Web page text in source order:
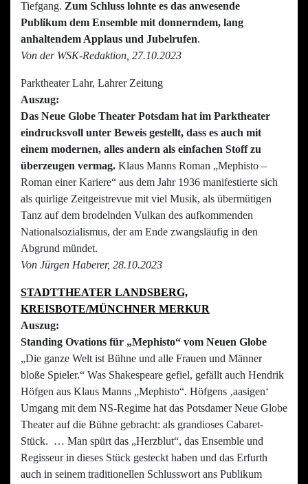
Tiefgang. Zum Schluss lohnte es das anwesende
Publikum dem Ensemble mit donnerndem, lang
anhaltendem Applaus und Jubelrufen.
Von der WSK-Redaktion, 27.10.2023
Parktheater Lahr, Lahrer Zeitung
Auszug:
Das Neue Globe Theater Potsdam hat im Parktheater
eindrucksvoll unter Beweis gestellt, dass es auch mit
einem modernen, alles andern als einfachen Stoff zu
überzeugen vermag. Klaus Manns Roman „Mephisto –
Roman einer Kariere“ aus dem Jahr 1936 manifestierte sich
als quirlige Zeitgeistrevue mit viel Musik, als übermütigen
Tanz auf dem brodelnden Vulkan des aufkommenden
Nationalsozialismus, der am Ende zwangsläufig in den
Abgrund mündet.
Von Jürgen Haberer, 28.10.2023
STADTTHEATER LANDSBERG,
KREISBOTE/MÜNCHNER MERKUR
Auszug:
Standing Ovations für „Mephisto“ vom Neuen Globe
„Die ganze Welt ist Bühne und alle Frauen und Männer
bloße Spieler.“ Was Shakespeare gefiel, gefällt auch Hendrik
Höfgen aus Klaus Manns „Mephisto“. Höfgens ‚aasigen‘
Umgang mit dem NS-Regime hat das Potsdamer Neue Globe
Theater auf die Bühne gebracht: als grandioses Cabaret-
Stück. … Man spürt das „Herzblut“, das Ensemble und
Regisseur in dieses Stück gesteckt haben und das Erfurth
auch in seinem traditionellen Schlusswort ans Publikum